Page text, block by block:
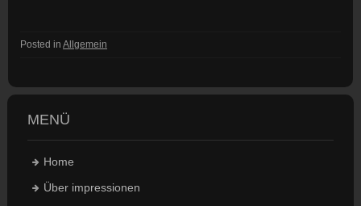
Posted in Allgemein
MENÜ
Home
Über impressionen